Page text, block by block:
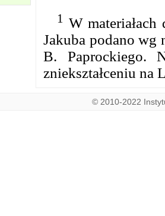
1 W
Jakuba podano wg
B. Paprockiego.
zniekształceniu na
© 2010-2022